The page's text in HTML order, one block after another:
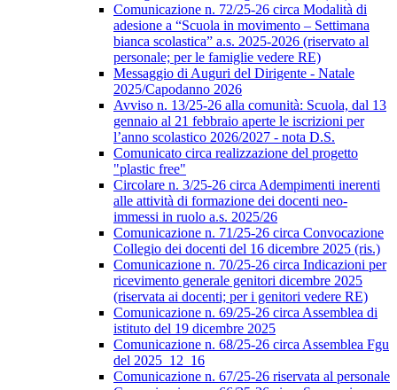
Comunicazione n. 72/25-26 circa Modalità di
adesione a “Scuola in movimento – Settimana
bianca scolastica” a.s. 2025-2026 (riservato al
personale; per le famiglie vedere RE)
Messaggio di Auguri del Dirigente - Natale
2025/Capodanno 2026
Avviso n. 13/25-26 alla comunità: Scuola, dal 13
gennaio al 21 febbraio aperte le iscrizioni per
l’anno scolastico 2026/2027 - nota D.S.
Comunicato circa realizzazione del progetto
"plastic free"
Circolare n. 3/25-26 circa Adempimenti inerenti
alle attività di formazione dei docenti neo-
immessi in ruolo a.s. 2025/26
Comunicazione n. 71/25-26 circa Convocazione
Collegio dei docenti del 16 dicembre 2025 (ris.)
Comunicazione n. 70/25-26 circa Indicazioni per
ricevimento generale genitori dicembre 2025
(riservata ai docenti; per i genitori vedere RE)
Comunicazione n. 69/25-26 circa Assemblea di
istituto del 19 dicembre 2025
Comunicazione n. 68/25-26 circa Assemblea Fgu
del 2025_12_16
Comunicazione n. 67/25-26 riservata al personale